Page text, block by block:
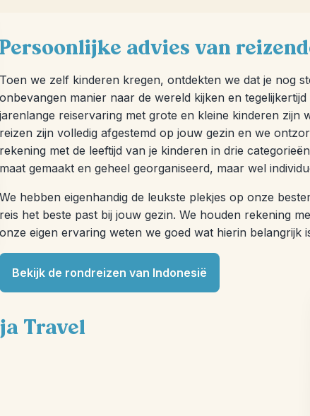
Persoonlijke advies van
Toen we zelf kinderen kregen, ontdekten we dat je nog
onbevangen manier naar de wereld kijken en
jarenlange reiservaring met grote en kleine kinderen zijn
reizen zijn volledig afgestemd op jouw gezin en we
rekening met de leeftijd van je kinderen in drie
maat gemaakt en geheel georganiseerd, maar wel
We hebben eigenhandig de leukste plekjes op onze
reis het beste past bij jouw gezin. We houden rekening
onze eigen ervaring weten we goed wat hierin belangrijk
Bekijk de rondreizen van Indonesië
Travel